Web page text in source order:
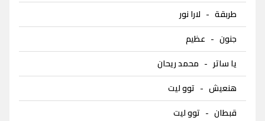
طربقة - لارا نور
جنون - عظيم
يا ساتر - محمد ريحان
هنعيش - توو ليت
قبطان - توو ليت